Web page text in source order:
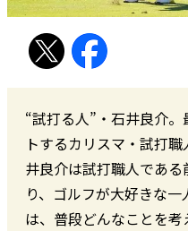
“試打る人”・石井良介
トするカリスマ・試打
井良介は試打職人であ
り、ゴルフが大好きな
は、普段どんなことを